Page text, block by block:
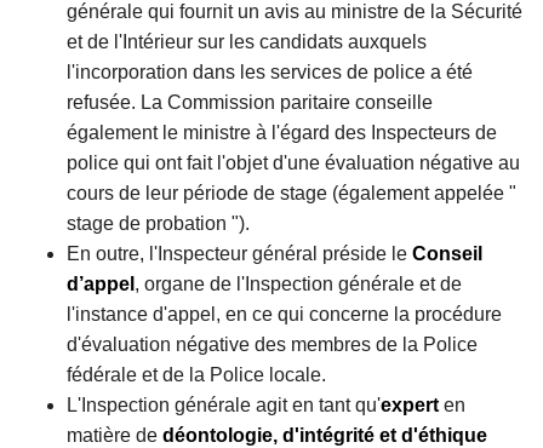
générale qui fournit un avis au ministre de la Sécurité
et de l'Intérieur sur les candidats auxquels
l'incorporation dans les services de police a été
refusée. La Commission paritaire conseille
également le ministre à l'égard des Inspecteurs de
police qui ont fait l'objet d'une évaluation négative au
cours de leur période de stage (également appelée "
stage de probation ").
En outre, l'Inspecteur général préside le Conseil
d’appel , organe de l'Inspection générale et de
l'instance d'appel, en ce qui concerne la procédure
d'évaluation négative des membres de la Police
fédérale et de la Police locale.
L'Inspection générale agit en tant qu'expert en
matière de déontologie, d'intégrité et d'éthique